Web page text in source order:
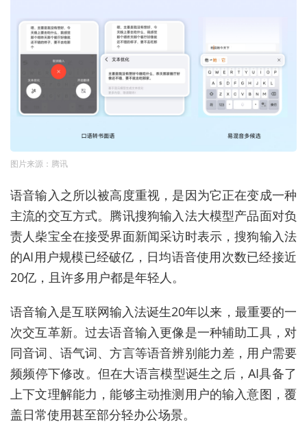
图片来源：腾讯
语音输入之所以被高度重视，是因为它正在变成一种
主流的交互方式。腾讯搜狗输入法大模型产品面对负
责人柴宝全在接受界面新闻采访时表示，搜狗输入法
的AI用户规模已经破亿，日均语音使用次数已经接近
20亿，且许多用户都是年轻人。
语音输入是互联网输入法诞生20年以来，最重要的一
次交互革新。过去语音输入更像是一种辅助工具，对
同音词、语气词、方言等语音辨别能力差，用户需要
频频停下修改。但在大语言模型诞生之后，AI具备了
上下文理解能力，能够主动推测用户的输入意图，覆
盖日常使用甚至部分轻办公场景。